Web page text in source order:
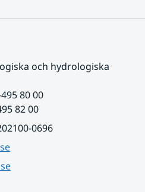
och hydrologiska
80 00
82 00
0696